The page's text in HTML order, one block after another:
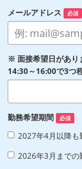
メールアドレス 必須
※ 面接希望日があり
14:30～16:00で3つ程
勤務希望期間 必須
2027年4月以降も
2026年3月までの